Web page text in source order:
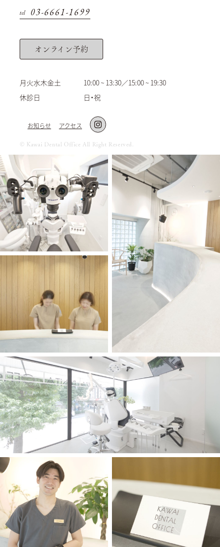
tel 03-6661-1699
オンライン予約
月火水木金土
10:00 ~ 13:30／15:00 ~ 19:30
休診日
日・祝
お知らせ アクセス
©︎ Kawai Dental Office All Right Reserved.